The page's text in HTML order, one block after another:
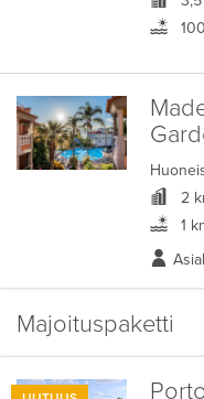
2
1
Majoituspaketti